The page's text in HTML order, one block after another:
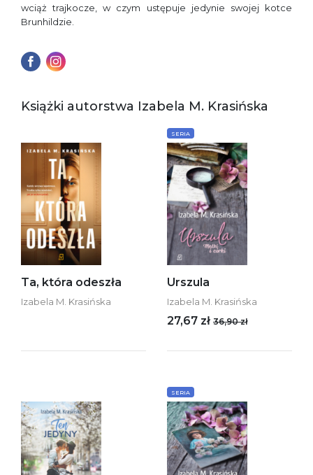
wciąż trajkocze, w czym ustępuje jedynie swojej kotce
Brunhildzie.
Książki autorstwa Izabela M. Krasińska
Ta, która odeszła
Izabela M. Krasińska
SERIA
Urszula
Izabela M. Krasińska
27,67 zł 36,90 zł
SERIA